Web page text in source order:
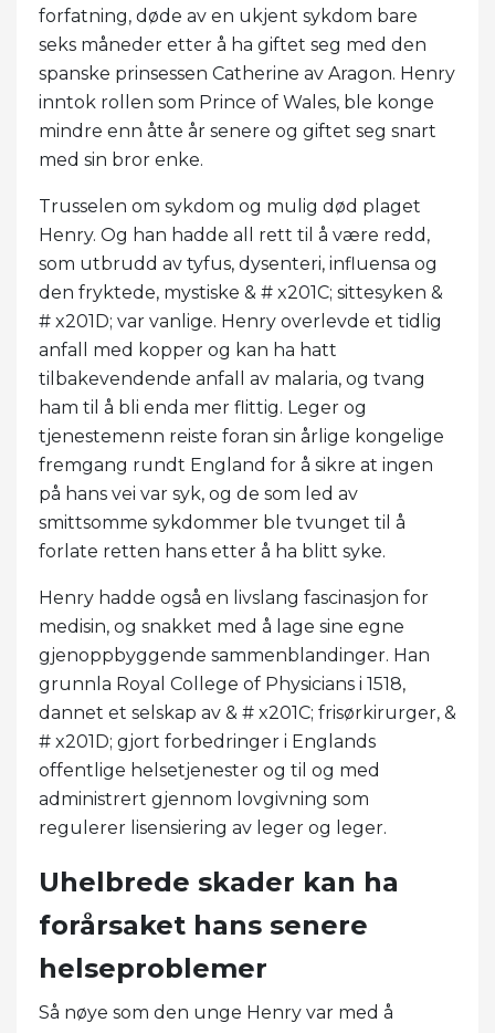
forfatning, døde av en ukjent sykdom bare
seks måneder etter å ha giftet seg med den
spanske prinsessen Catherine av Aragon. Henry
inntok rollen som Prince of Wales, ble konge
mindre enn åtte år senere og giftet seg snart
med sin bror enke.
Trusselen om sykdom og mulig død plaget
Henry. Og han hadde all rett til å være redd,
som utbrudd av tyfus, dysenteri, influensa og
den fryktede, mystiske & # x201C; sittesyken &
# x201D; var vanlige. Henry overlevde et tidlig
anfall med kopper og kan ha hatt
tilbakevendende anfall av malaria, og tvang
ham til å bli enda mer flittig. Leger og
tjenestemenn reiste foran sin årlige kongelige
fremgang rundt England for å sikre at ingen
på hans vei var syk, og de som led av
smittsomme sykdommer ble tvunget til å
forlate retten hans etter å ha blitt syke.
Henry hadde også en livslang fascinasjon for
medisin, og snakket med å lage sine egne
gjenoppbyggende sammenblandinger. Han
grunnla Royal College of Physicians i 1518,
dannet et selskap av & # x201C; frisørkirurger, &
# x201D; gjort forbedringer i Englands
offentlige helsetjenester og til og med
administrert gjennom lovgivning som
regulerer lisensiering av leger og leger.
Uhelbrede skader kan ha
forårsaket hans senere
helseproblemer
Så nøye som den unge Henry var med å